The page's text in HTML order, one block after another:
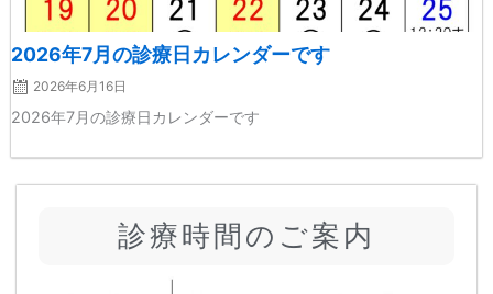
2026年7月の診療日カレンダーです
2026年6月16日
2026年7月の診療日カレンダーです
診療時間のご案内